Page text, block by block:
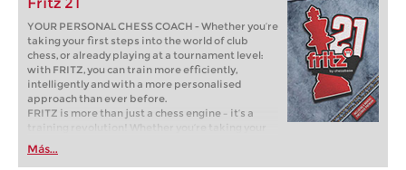
YOUR PERSONAL CHESS COACH - Whether you’re
taking your first steps into the world of club
chess, or already playing at a tournament level:
with FRITZ, you can train more efficiently,
intelligently and with a more personalised
approach than ever before.
FRITZ is more than just a chess engine – it’s a
training revolution! Whether you’re taking your
first steps into the world of club chess, or already
playing at a tournament level: with FRITZ, you can
Más...